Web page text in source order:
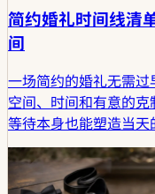
简约婚礼时间线清
间
一场简约的婚礼无需
空间、时间和有意的
等待本身也能塑造当天